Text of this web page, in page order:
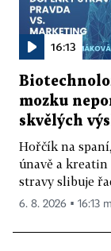
16:13
mozku
skvělých
Hořčík na
únavě a
stravy slibuje
6. 8. 2026 ▪ 16:13